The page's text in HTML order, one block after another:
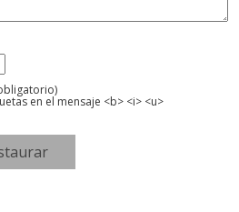
en el mensaje <b> <i> <u>